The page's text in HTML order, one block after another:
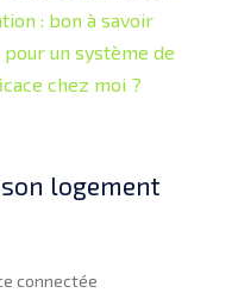
: bon à savoir
un système de
chez moi ?
logement
connectée